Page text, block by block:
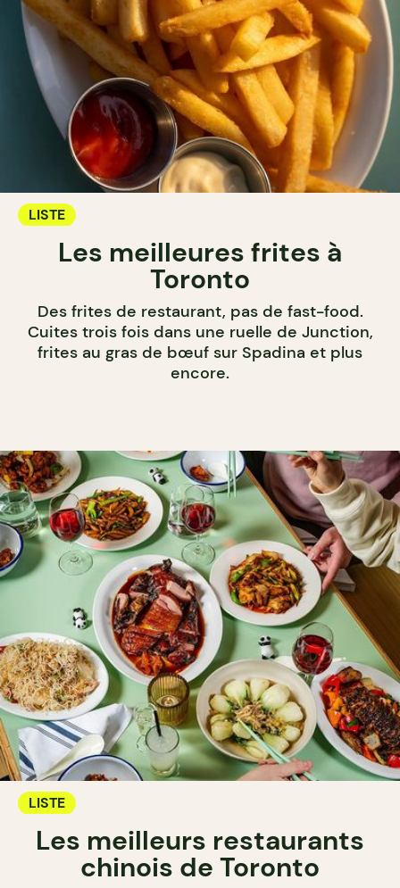
LISTE
Les meilleures frites à
Toronto
Des frites de restaurant, pas de fast-food.
Cuites trois fois dans une ruelle de Junction,
frites au gras de bœuf sur Spadina et plus
encore.
LISTE
Les meilleurs restaurants
chinois de Toronto